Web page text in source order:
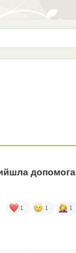
допомога
1 1 1